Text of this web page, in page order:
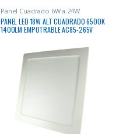
Panel Cuadrado 6W a 24W
PANEL LED 18W ALT CUADRADO 6500K
1400LM EMPOTRABLE AC85-265V